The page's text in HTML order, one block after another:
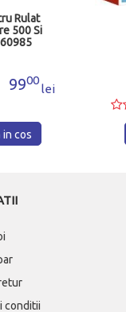
Rulat
500 Si
9900
lei
in cos
conditii